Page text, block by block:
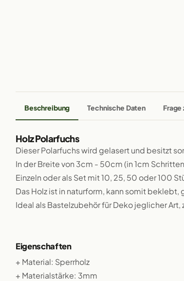
Beschreibung Technische Daten Frage
Holz Polarfuchs
Dieser Polarfuchs wird gelasert und besitzt
In der Breite von 3cm - 50cm (in 1cm
Einzeln oder als Set mit 10, 25, 50 oder 100
Das Holz ist in naturform, kann somit
Ideal als Bastelzubehör für Deko jeglicher Art,
Eigenschaften
+ Material: Sperrholz
+ Materialstärke: 3mm